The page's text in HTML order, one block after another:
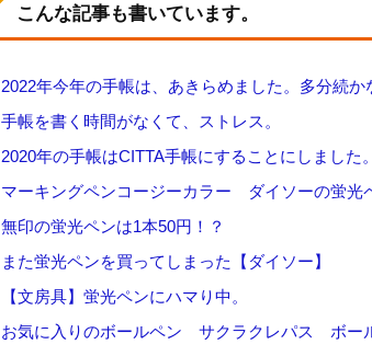
こんな記事も書いています。
2022年今年の手帳は、あきらめました。多分続か
手帳を書く時間がなくて、ストレス。
2020年の手帳はCITTA手帳にすることにしました。
マーキングペンコージーカラー ダイソーの蛍
無印の蛍光ペンは1本50円！？
また蛍光ペンを買ってしまった【ダイソー】
【文房具】蛍光ペンにハマり中。
お気に入りのボールペン サクラクレパス ボー